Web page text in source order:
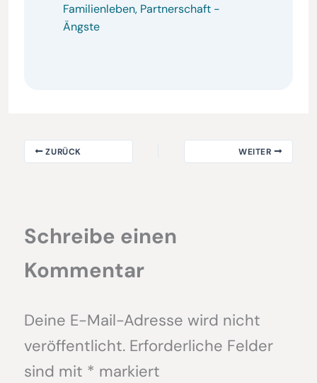
Familienleben, Partnerschaft-
Ängste
ZURÜCK WEITER
Schreibe einen
Kommentar
Deine E-Mail-Adresse wird nicht
veröffentlicht. Erforderliche Felder
sind mit * markiert